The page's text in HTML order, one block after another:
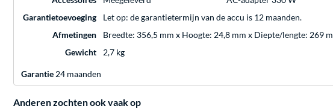
Garantietoevoeging
Let op: de garantietermijn van de accu is 12 maanden.
Afmetingen
Breedte: 356,5 mm x Hoogte: 24,8 mm x Diepte/lengte: 269
Gewicht
2,7 kg
Garantie24 maanden
Anderen zochten ook vaak op